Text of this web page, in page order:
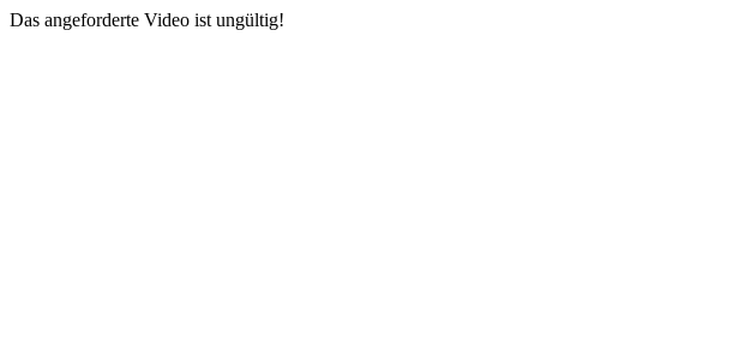
Das angeforderte Video ist ungültig!